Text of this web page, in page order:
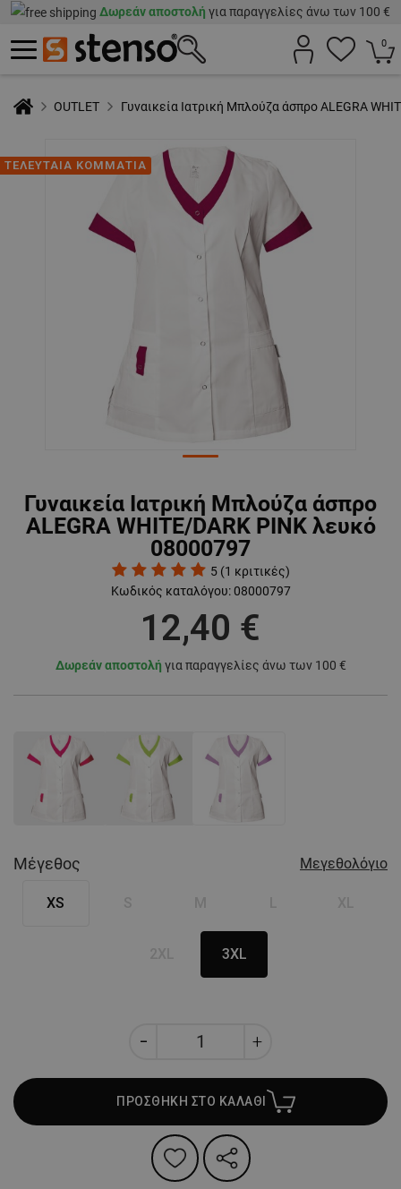
Δωρεάν αποστολή για παραγγελίες άνω των 100 €
0
OUTLET Γυναικεία Ιατρική Μπλούζα άσπρο ALEGRA
ΤΕΛΕΥΤΑΙΑ ΚΟΜΜΑΤΙΑ
Γυναικεία Ιατρική Μπλούζα άσπρο
ALEGRA WHITE/DARK PINK λευκό
08000797
5 (1 κριτικές)
Κωδικός καταλόγου: 08000797
12,40 €
Δωρεάν αποστολή για παραγγελίες άνω των 100 €
Μέγεθος Μεγεθολόγιο
XS
3XL
ΠΡΟΣΘΗΚΗ ΣΤΟ ΚΑΛΑΘΙ